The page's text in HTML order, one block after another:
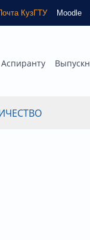
КузГТУ Moodle
Аспиранту